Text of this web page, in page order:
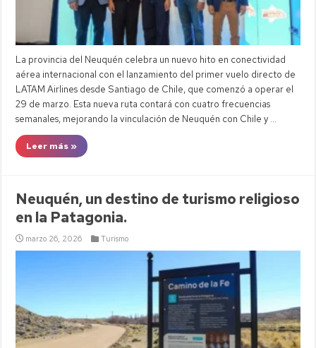
La provincia del Neuquén celebra un nuevo hito en conectividad
aérea internacional con el lanzamiento del primer vuelo directo de
LATAM Airlines desde Santiago de Chile, que comenzó a operar el
29 de marzo. Esta nueva ruta contará con cuatro frecuencias
semanales, mejorando la vinculación de Neuquén con Chile y …
Leer más »
Neuquén, un destino de turismo religioso
en la Patagonia.
marzo 26, 2026 Turismo